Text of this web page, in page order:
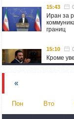
15:43
Иран за
границ
15:10
Кроме
«
Пон Вто